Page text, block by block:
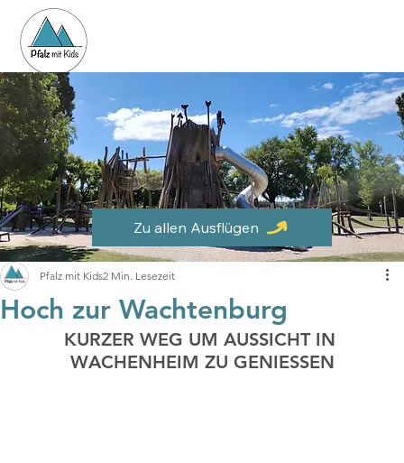
Zu allen Ausflügen
Hoch zur Wachtenburg
Pfalz mit Kids2 Min. Lesezeit
KURZER WEG UM AUSSICHT IN
WACHENHEIM ZU GENIESSEN